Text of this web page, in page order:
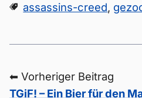
assassins-creed,
⬅ Vorheriger Beitrag
TGiF! – Ein Bier für den